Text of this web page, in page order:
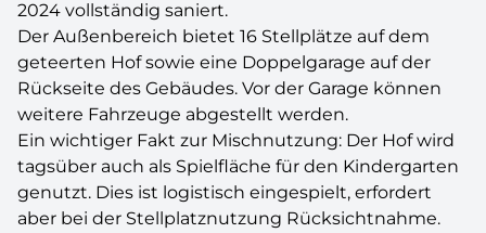
2024 vollständig saniert.
Der Außenbereich bietet 16 Stellplätze auf dem
geteerten Hof sowie eine Doppelgarage auf der
Rückseite des Gebäudes. Vor der Garage können
weitere Fahrzeuge abgestellt werden.
Ein wichtiger Fakt zur Mischnutzung: Der Hof wird
tagsüber auch als Spielfläche für den Kindergarten
genutzt. Dies ist logistisch eingespielt, erfordert
aber bei der Stellplatznutzung Rücksichtnahme.